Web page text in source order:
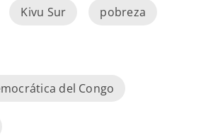
Kivu Sur pobreza
del Congo